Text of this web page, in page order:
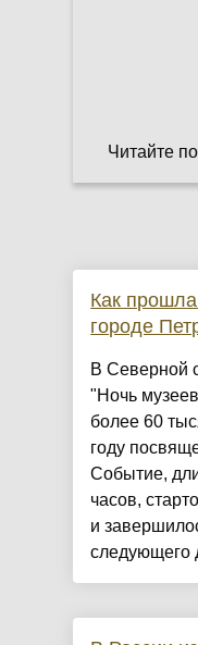
Читайте
Как
городе
В Северной
"Ночь
более 60
году
Событие,
часов,
и
следующего